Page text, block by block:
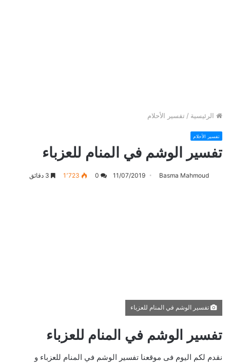
الرئيسية / تفسير الأحلام
تفسير الأحلام
تفسير الوشم في المنام للعزباء
Basma Mahmoud
11/07/2019
0 1٬723
تفسير الوشم في المنام للعزباء
تفسير الوشم في المنام للعزباء
نقدم لكم اليوم فى موقعنا تفسير الوشم في المنام للعزباء و